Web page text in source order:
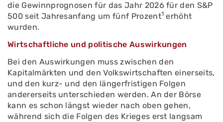
die Gewinnprognosen für das Jahr 2026 für den S&P
500 seit Jahresanfang um fünf Prozent1 erhöht
wurden.
Wirtschaftliche und politische Auswirkungen
Bei den Auswirkungen muss zwischen den
Kapitalmärkten und den Volkswirtschaften einerseits,
und den kurz- und den längerfristigen Folgen
andererseits unterschieden werden. An der Börse
kann es schon längst wieder nach oben gehen,
während sich die Folgen des Krieges erst langsam